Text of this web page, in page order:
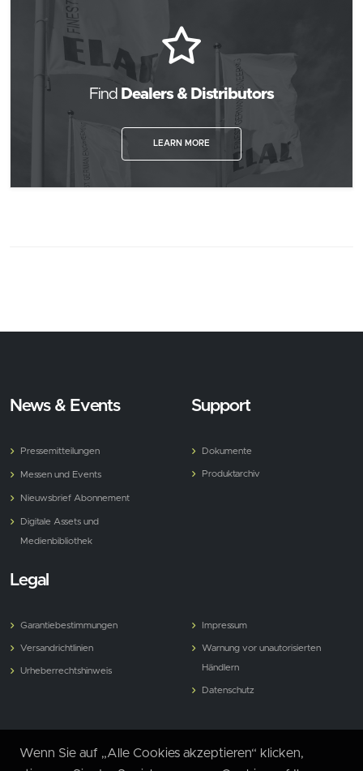
Wenn Sie auf „Alle Cookies akzeptieren“ klicken,
Find Dealers & Distributors
LEARN MORE
News & Events
Pressemitteilungen
Messen und Events
Nieuwsbrief Abonnement
Digitale Assets und
Medienbibliothek
Support
Dokumente
Produktarchiv
Legal
Garantiebestimmungen
Versandrichtlinien
Urheberrechtshinweis
Impressum
Warnung vor unautorisierten
Händlern
Datenschutz